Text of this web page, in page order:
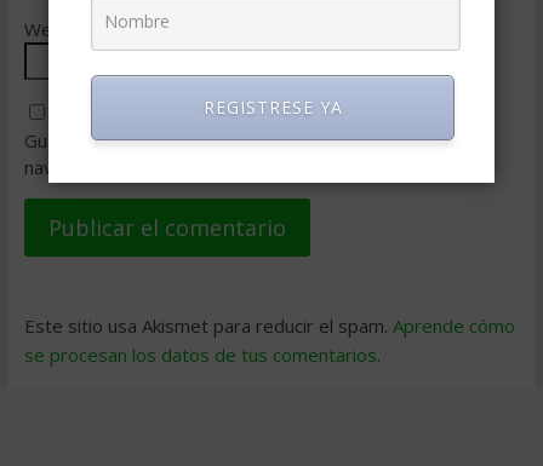
Web
Guarda mi nombre, correo electrónico y web en este
navegador para la próxima vez que comente.
Este sitio usa Akismet para reducir el spam. Aprende cómo
se procesan los datos de tus comentarios.
REGISTRESE YA